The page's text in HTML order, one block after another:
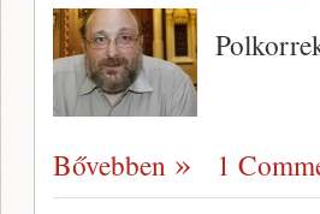
Bővebben 1